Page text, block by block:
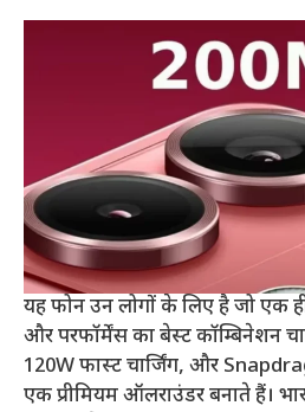
यह फोन उन लोगों के लिए है जो एक
और परफॉर्मेंस का बेस्ट कॉम्बिनेशन
120W फास्ट चार्जिंग, और
एक प्रीमियम ऑलराउंडर बनाते हैं।